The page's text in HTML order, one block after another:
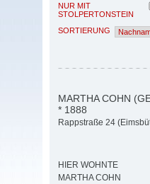
NUR MIT
STOLPERTONSTEIN
SORTIERUNG
MARTHA COHN
* 1888
Rappstraße 24
HIER WOHNTE
MARTHA COHN